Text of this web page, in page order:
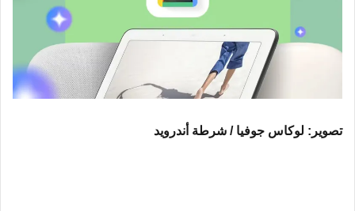
تصوير: لوكاس جوفيا / شرطة أندرويد